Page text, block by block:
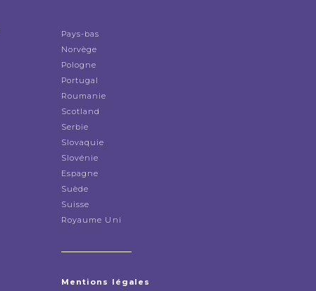
Pays-bas
Norvège
Pologne
Portugal
Roumanie
Scotland
Serbie
Slovaquie
Slovénie
Espagne
Suède
Suisse
Royaume Uni
Mentions légales